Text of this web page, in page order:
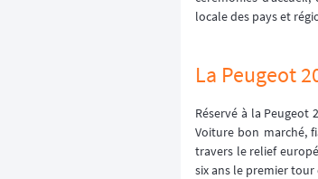
locale des pays et
La Peugeot
Réservé à la Peugeot
Voiture bon marché,
travers le relief
six ans le premier